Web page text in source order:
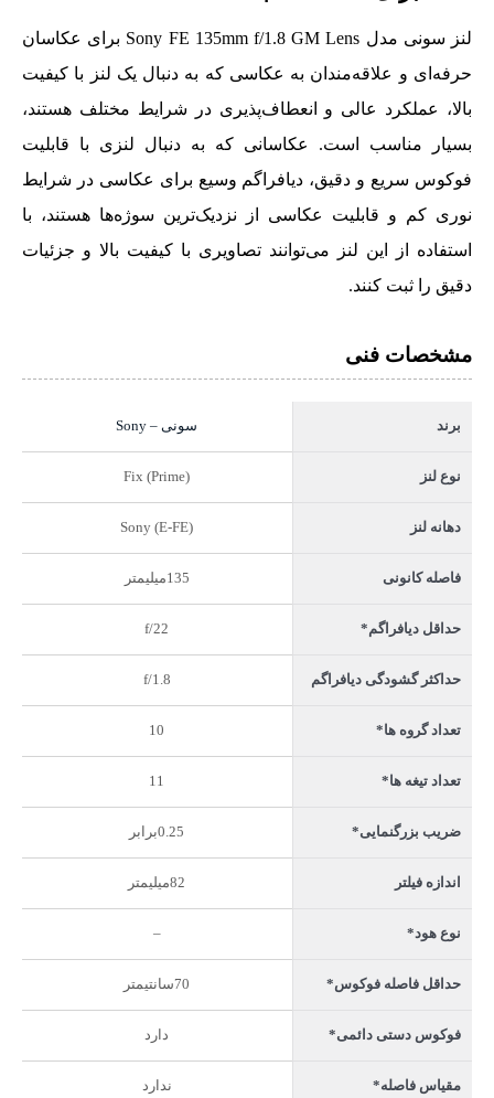
لنز سونی مدل Sony FE 135mm f/1.8 GM Lens برای عکاسان
حرفه‌ای و علاقه‌مندان به عکاسی که به دنبال یک لنز با کیفیت
بالا، عملکرد عالی و انعطاف‌پذیری در شرایط مختلف هستند،
بسیار مناسب است. عکاسانی که به دنبال لنزی با قابلیت
فوکوس سریع و دقیق، دیافراگم وسیع برای عکاسی در شرایط
نوری کم و قابلیت عکاسی از نزدیک‌ترین سوژه‌ها هستند، با
استفاده از این لنز می‌توانند تصاویری با کیفیت بالا و جزئیات
دقیق را ثبت کنند.
مشخصات فنی
برند سونی – Sony
نوع لنز Fix (Prime)
دهانه لنز Sony (E-FE)
فاصله کانونی 135میلیمتر
حداقل دیافراگم* f/22
حداکثر گشودگی دیافراگم f/1.8
تعداد گروه ها* 10
تعداد تیغه ها* 11
ضریب بزرگنمایی* 0.25برابر
اندازه فیلتر 82میلیمتر
نوع هود* –
حداقل فاصله فوکوس* 70سانتیمتر
فوکوس دستی دائمی* دارد
مقیاس فاصله* ندارد